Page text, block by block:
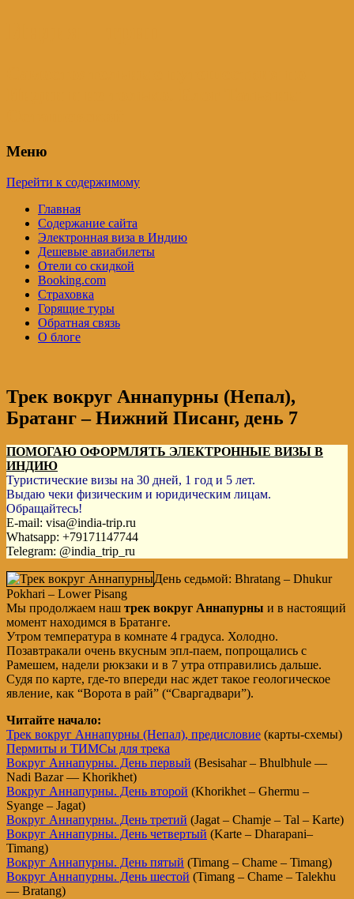
Меню
Перейти к содержимому
Главная
Содержание сайта
Электронная виза в Индию
Дешевые авиабилеты
Отели со скидкой
Booking.com
Страховка
Горящие туры
Обратная связь
О блоге
Трек вокруг Аннапурны (Непал),
Братанг – Нижний Писанг, день 7
ПОМОГАЮ ОФОРМЛЯТЬ ЭЛЕКТРОННЫЕ ВИЗЫ В
ИНДИЮ
Туристические визы на 30 дней, 1 год и 5 лет.
Выдаю чеки физическим и юридическим лицам.
Обращайтесь!
E-mail: visa@india-trip.ru
Whatsapp: +79171147744
Telegram: @india_trip_ru
День седьмой: Bhratang – Dhukur
Pokhari – Lower Pisang
Мы продолжаем наш трек вокруг Аннапурны и в настоящий
момент находимся в Братанге.
Утром температура в комнате 4 градуса. Холодно.
Позавтракали очень вкусным эпл-паем, попрощались с
Рамешем, надели рюкзаки и в 7 утра отправились дальше.
Судя по карте, где-то впереди нас ждет такое геологическое
явление, как “Ворота в рай” (“Сваргадвари”).
Читайте начало:
Трек вокруг Аннапурны (Непал), предисловие (карты-схемы)
Пермиты и ТИМСы для трека
Вокруг Аннапурны. День первый (Besisahar – Bhulbhule —
Nadi Bazar — Khorikhet)
Вокруг Аннапурны. День второй (Khorikhet – Ghermu –
Syange – Jagat)
Вокруг Аннапурны. День третий (Jagat – Chamje – Tal – Karte)
Вокруг Аннапурны. День четвертый (Karte – Dharapani–
Timang)
Вокруг Аннапурны. День пятый (Timang – Chame – Timang)
Вокруг Аннапурны. День шестой (Timang – Chame – Talekhu
— Bratang)